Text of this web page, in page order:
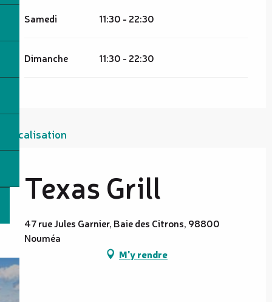
Samedi 11:30 - 22:30
Dimanche 11:30 - 22:30
Localisation
Texas Grill
47 rue Jules Garnier, Baie des Citrons, 98800
Nouméa
M'y rendre